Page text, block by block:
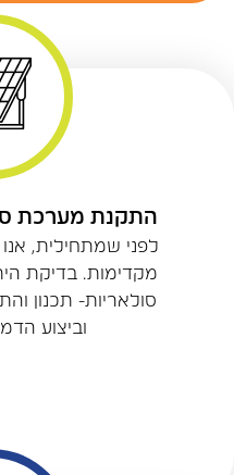
התקנת מערכת
לפני שמתחילית,
מקדימות. בדיקת
סולאריות- תכנון
וביצוע